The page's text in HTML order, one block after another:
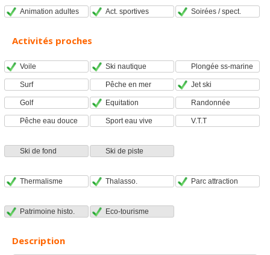
Animation adultes Act. sportives Soirées / spect.
Activités proches
Voile Ski nautique Plongée ss-marine
Surf Pêche en mer Jet ski
Golf Equitation Randonnée
Pêche eau douce Sport eau vive V.T.T
Ski de fond Ski de piste
Thermalisme Thalasso. Parc attraction
Patrimoine histo. Eco-tourisme
Description